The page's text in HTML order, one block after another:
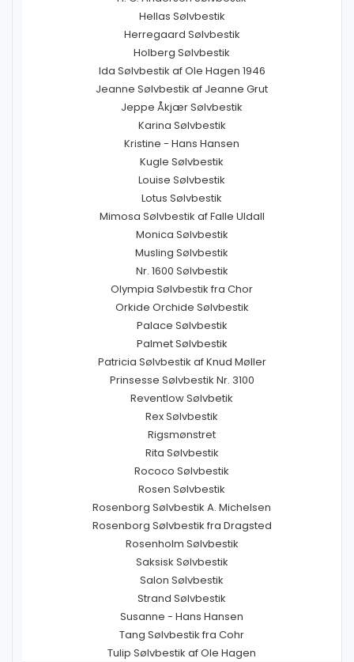
Hellas Sølvbestik
Herregaard Sølvbestik
Holberg Sølvbestik
Ida Sølvbestik af Ole Hagen 1946
Jeanne Sølvbestik af Jeanne Grut
Jeppe Åkjær Sølvbestik
Karina Sølvbestik
Kristine - Hans Hansen
Kugle Sølvbestik
Louise Sølvbestik
Lotus Sølvbestik
Mimosa Sølvbestik af Falle Uldall
Monica Sølvbestik
Musling Sølvbestik
Nr. 1600 Sølvbestik
Olympia Sølvbestik fra Chor
Orkide Orchide Sølvbestik
Palace Sølvbestik
Palmet Sølvbestik
Patricia Sølvbestik af Knud Møller
Prinsesse Sølvbestik Nr. 3100
Reventlow Sølvbetik
Rex Sølvbestik
Rigsmønstret
Rita Sølvbestik
Rococo Sølvbestik
Rosen Sølvbestik
Rosenborg Sølvbestik A. Michelsen
Rosenborg Sølvbestik fra Dragsted
Rosenholm Sølvbestik
Saksisk Sølvbestik
Salon Sølvbestik
Strand Sølvbestik
Susanne - Hans Hansen
Tang Sølvbestik fra Cohr
Tulip Sølvbestik af Ole Hagen